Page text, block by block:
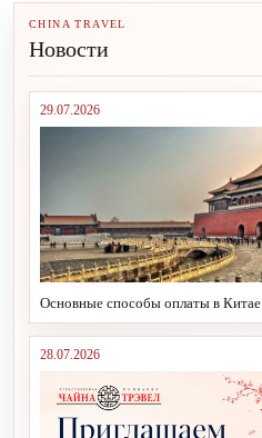
CHINA TRAVEL
Новости
29.07.2026
Основные способы оплаты в Китае
28.07.2026